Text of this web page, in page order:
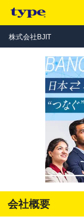
株式会社BJIT
会社概要